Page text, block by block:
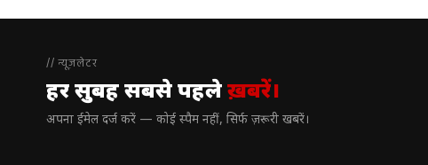
// न्यूज़लेटर
हर सुबह सबसे पहलेख़बरें।
अपना ईमेल दर्ज करें — कोई स्पैम नहीं, सिर्फ ज़रूरी खबरें।